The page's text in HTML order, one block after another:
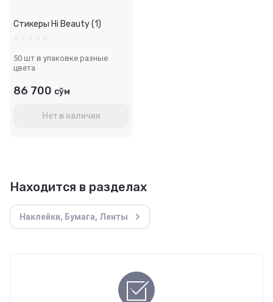
Стикеры Hi Beauty (1)
50 шт в упаковке разные
цвета
86 700 сўм
Нет в наличии
Находится в разделах
Наклейки, Бумага, Ленты